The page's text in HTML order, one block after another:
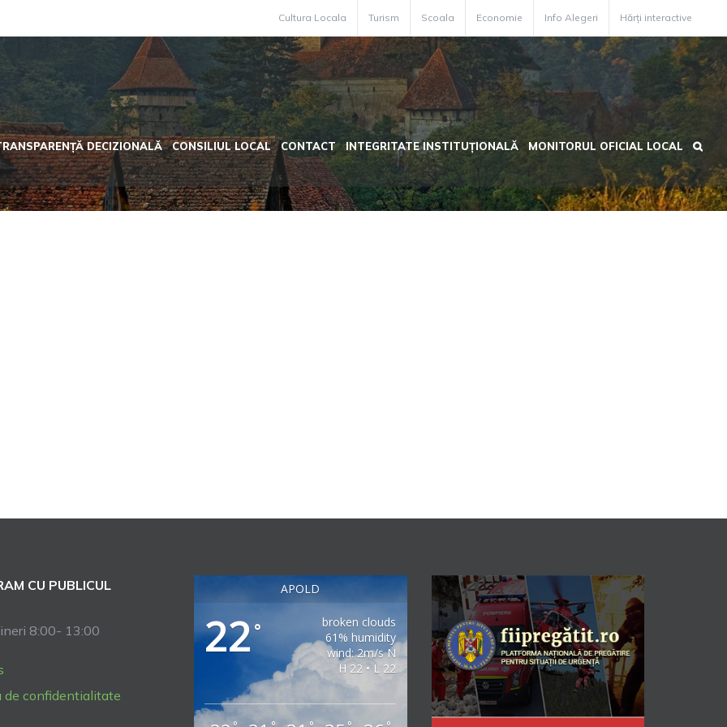
Cultura Locala Turism Scoala Economie Info Alegeri Hărți interactive
DECIZIONALĂ CONSILIUL LOCAL CONTACT INTEGRITATE INSTITUȚIONALĂ MONITORUL OFICIAL LOCAL
CU PUBLICUL
8:00- 13:00
de confidentialitate
APOLD
22°
broken clouds
61% humidity
wind: 2m/s N
H 22 • L 22